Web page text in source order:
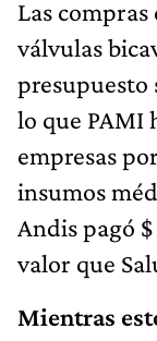
Las
válvulas
presupuesto
lo que PAMI
empresas
insumos
Andis pagó
valor que
Mientras